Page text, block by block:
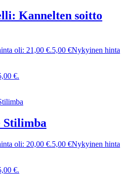
Kannelten soitto
oli: 21,00 €.5,00 €Nykyinen hinta
€.
Stilimba
oli: 20,00 €.5,00 €Nykyinen hinta
€.